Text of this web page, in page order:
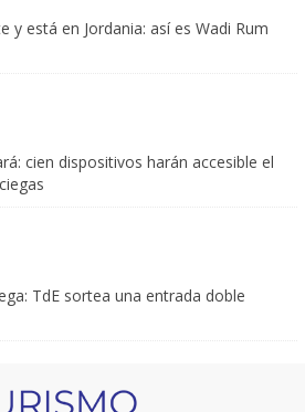
y está en Jordania: así es Wadi Rum
cien dispositivos harán accesible el
TdE sortea una entrada doble